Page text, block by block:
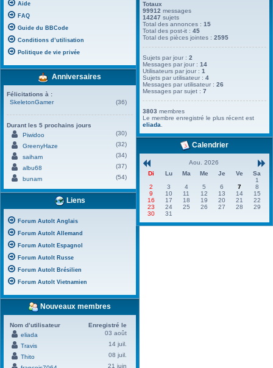
Aide
FAQ
Guide du BBCode
Conditions d’utilisation
Politique de vie privée
Anniversaires
Félicitations à :
SkeletonGamer
(36)
Durant les 5 prochains jours
Piwidoo
(30)
GreenyHaze
(32)
saiham
(34)
albu68
(37)
bunam
(54)
Liens
Forum AutoIt Anglais
Forum AutoIt Allemand
Forum AutoIt Espagnol
Forum AutoIt Russe
Forum AutoIt Brésilien
Forum AutoIt Vietnamien
Nouveaux membres
Nom d’utilisateur
Enregistré le
eliada
03 août
Travis
14 juil.
Thito
08 juil.
21 juin
Totaux
99912 messages
14247 sujets
Total des annonces :15
Total des post-it :45
Total des pièces jointes :2595
Sujets par jour :2
Messages par jour :14
Utilisateurs par jour :1
Sujets par utilisateur :4
Messages par utilisateur :26
Messages par sujet :7
3803 membres
Le membre enregistré le plus récent est
eliada
Calendrier
Aou. 2026
Di
Lu Ma Me Je Ve
Sa
1
2
3 4 5 6 7
8
9
10 11 12 13 14
15
16
17 18 19 20 21
22
23
24 25 26 27 28
29
30
31